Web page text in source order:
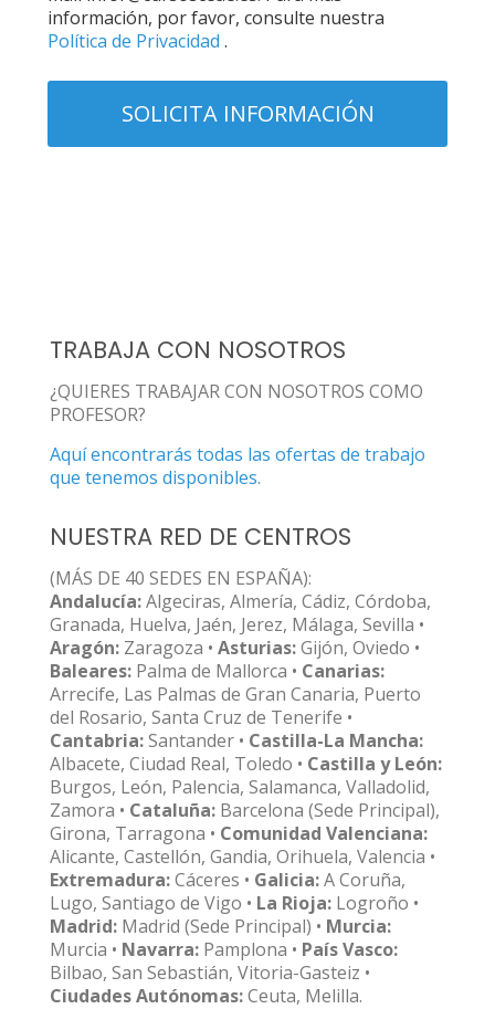
información, por favor, consulte nuestra
Política de Privacidad .
TRABAJA CON NOSOTROS
¿QUIERES TRABAJAR CON NOSOTROS COMO
PROFESOR?
Aquí encontrarás todas las ofertas de trabajo
que tenemos disponibles.
NUESTRA RED DE CENTROS
(MÁS DE 40 SEDES EN ESPAÑA):
Andalucía:Algeciras, Almería, Cádiz, Córdoba,
Granada, Huelva, Jaén, Jerez, Málaga, Sevilla •
Aragón: Zaragoza • Asturias:Gijón, Oviedo •
Baleares: Palma de Mallorca • Canarias:
Arrecife, Las Palmas de Gran Canaria, Puerto
del Rosario, Santa Cruz de Tenerife •
Cantabria:Santander • Castilla-La Mancha:
Albacete, Ciudad Real, Toledo • Castilla y León:
Burgos, León, Palencia, Salamanca, Valladolid,
Zamora • Cataluña: Barcelona (Sede Principal),
Girona, Tarragona • Comunidad Valenciana:
Alicante, Castellón, Gandia, Orihuela, Valencia •
Extremadura:Cáceres • Galicia:A Coruña,
Lugo, Santiago de Vigo • La Rioja: Logroño •
Madrid: Madrid (Sede Principal) • Murcia:
Murcia • Navarra: Pamplona • País Vasco:
Bilbao, San Sebastián, Vitoria-Gasteiz •
Ciudades Autónomas:Ceuta, Melilla.